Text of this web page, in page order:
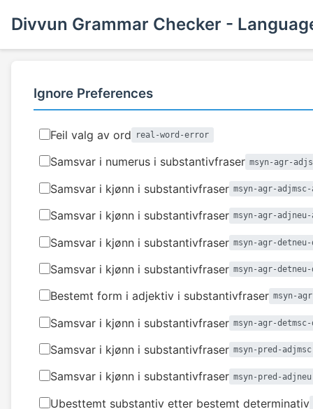
Divvun Grammar Checker -
Ignore Preferences
Feil valg av ord real-word-error
Samsvar i numerus i substantivfraser msyn-agr-
Samsvar i kjønn i substantivfraser msyn-agr-
Samsvar i kjønn i substantivfraser msyn-agr-adjneu-
Samsvar i kjønn i substantivfraser msyn-agr-
Samsvar i kjønn i substantivfraser msyn-agr-detneu-
Bestemt form i adjektiv i substantivfraser msyn-
Samsvar i kjønn i substantivfraser msyn-agr-
Samsvar i kjønn i substantivfraser msyn-pred-
Samsvar i kjønn i substantivfraser msyn-pred-
Ubesttemt substantiv etter bestemt determinativ